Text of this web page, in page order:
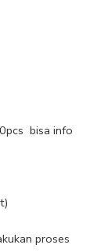
bisa info
proses